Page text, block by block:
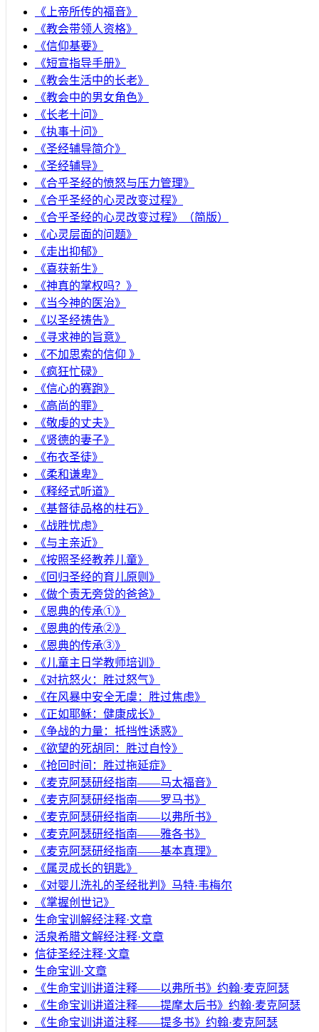
《上帝所传的福音》
《教会带领人资格》
《信仰基要》
《短宣指导手册》
《教会生活中的长老》
《教会中的男女角色》
《长老十问》
《执事十问》
《圣经辅导简介》
《圣经辅导》
​《合乎圣经的愤怒与压力管理》
《合乎圣经的心灵改变过程》
《合乎圣经的心灵改变过程》（简版）
《心灵层面的问题》
《走出抑郁》
《喜获新生》
《神真的掌权吗？》
《当今神的医治》
《以圣经祷告》
《寻求神的旨意》
《不加思索的信仰 》
《疯狂忙碌》
《信心的赛跑》
《高尚的罪》
《敬虔的丈夫》
《贤德的妻子》
《布衣圣徒》
《柔和谦卑》
《释经式听道》
《基督徒品格的柱石》
《战胜忧虑》
《与主亲近》
《按照圣经教养儿童》
《回归圣经的育儿原则》
《做个责无旁贷的爸爸》
《恩典的传承①》
《恩典的传承②》
《恩典的传承③》
《儿童主日学教师培训》
《对抗怒火：胜过怒气》
《在风暴中安全无虞：胜过焦虑》
《正如耶稣：健康成长》
《争战的力量：抵挡性诱惑》
《欲望的死胡同：胜过自怜》
《抢回时间：胜过拖延症》
《麦克阿瑟研经指南——马太福音》
《麦克阿瑟研经指南——罗马书》
《麦克阿瑟研经指南——以弗所书》
《麦克阿瑟研经指南——雅各书》
《麦克阿瑟研经指南——基本真理》
《属灵成长的钥匙》
《对婴儿洗礼的圣经批判》马特·韦梅尔
《掌握创世记》
生命宝训解经注释·文章
活泉希腊文解经注释·文章
信徒圣经注释·文章
生命宝训·文章
《生命宝训讲道注释——以弗所书》约翰·麦克阿瑟
《生命宝训讲道注释——提摩太后书》约翰·麦克阿瑟
《生命宝训讲道注释——提多书》约翰·麦克阿瑟